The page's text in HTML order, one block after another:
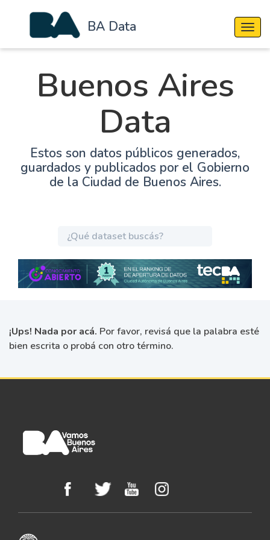
BA Data
Buenos Aires
Data
Estos son datos públicos generados,
guardados y publicados por el Gobierno
de la Ciudad de Buenos Aires.
¡Ups! Nada por acá. Por favor, revisá que la palabra esté
bien escrita o probá con otro término.